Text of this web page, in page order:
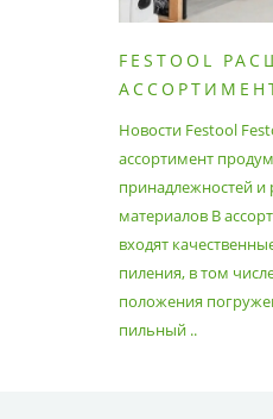
FESTOOL
РАСХОДНЫХ
Новости Festool
ассортимент
принадлежностей и
материалов В
входят
пиления, в том
положения
пильный ..